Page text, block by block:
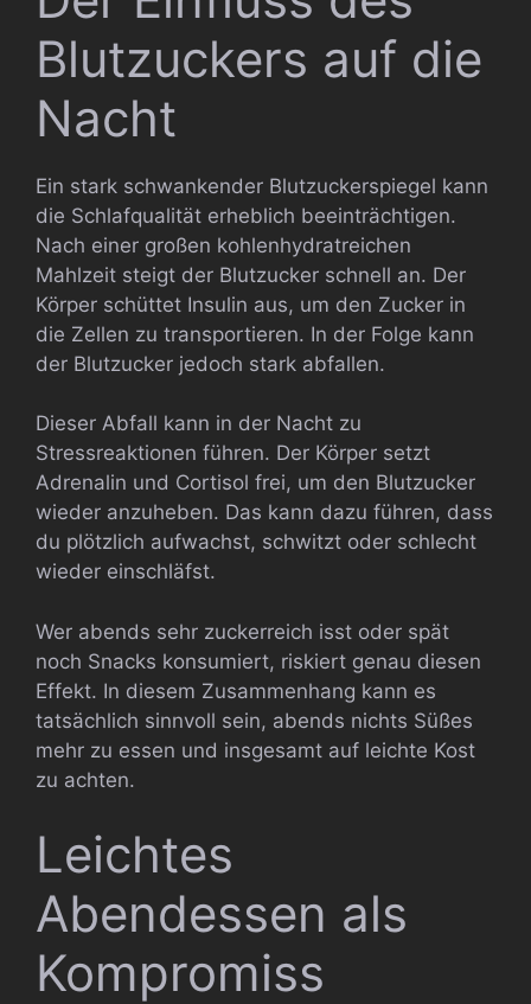
Blutzuckers auf die
Nacht
Ein stark schwankender Blutzuckerspiegel kann
die Schlafqualität erheblich beeinträchtigen.
Nach einer großen kohlenhydratreichen
Mahlzeit steigt der Blutzucker schnell an. Der
Körper schüttet Insulin aus, um den Zucker in
die Zellen zu transportieren. In der Folge kann
der Blutzucker jedoch stark abfallen.
Dieser Abfall kann in der Nacht zu
Stressreaktionen führen. Der Körper setzt
Adrenalin und Cortisol frei, um den Blutzucker
wieder anzuheben. Das kann dazu führen, dass
du plötzlich aufwachst, schwitzt oder schlecht
wieder einschläfst.
Wer abends sehr zuckerreich isst oder spät
noch Snacks konsumiert, riskiert genau diesen
Effekt. In diesem Zusammenhang kann es
tatsächlich sinnvoll sein, abends nichts Süßes
mehr zu essen und insgesamt auf leichte Kost
zu achten.
Leichtes
Abendessen als
Kompromiss